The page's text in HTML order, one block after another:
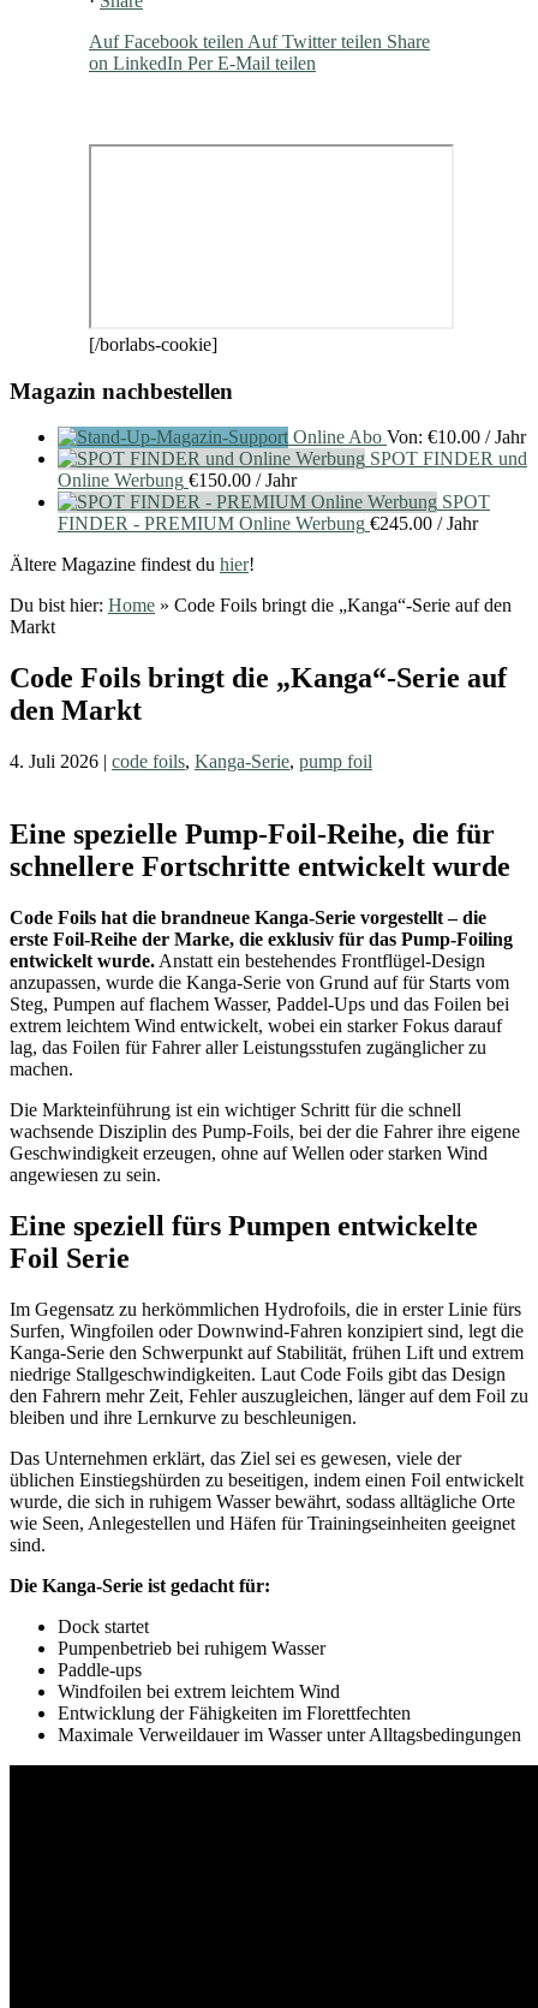
Auf Facebook teilen Auf Twitter teilen Share
on LinkedIn Per E-Mail teilen
[/borlabs-cookie]
Magazin nachbestellen
Online Abo Von: €10.00 / Jahr
SPOT FINDER und
Online Werbung €150.00 / Jahr
SPOT
FINDER - PREMIUM Online Werbung €245.00 / Jahr
Ältere Magazine findest du hier!
Du bist hier: Home » Code Foils bringt die „Kanga“-Serie auf den
Markt
Code Foils bringt die „Kanga“-Serie auf
den Markt
4. Juli 2026 | code foils, Kanga-Serie, pump foil
Eine spezielle Pump-Foil-Reihe, die für
schnellere Fortschritte entwickelt wurde
Code Foils hat die brandneue Kanga-Serie vorgestellt – die
erste Foil-Reihe der Marke, die exklusiv für das Pump-Foiling
entwickelt wurde. Anstatt ein bestehendes Frontflügel-Design
anzupassen, wurde die Kanga-Serie von Grund auf für Starts vom
Steg, Pumpen auf flachem Wasser, Paddel-Ups und das Foilen bei
extrem leichtem Wind entwickelt, wobei ein starker Fokus darauf
lag, das Foilen für Fahrer aller Leistungsstufen zugänglicher zu
machen.
Die Markteinführung ist ein wichtiger Schritt für die schnell
wachsende Disziplin des Pump-Foils, bei der die Fahrer ihre eigene
Geschwindigkeit erzeugen, ohne auf Wellen oder starken Wind
angewiesen zu sein.
Eine speziell fürs Pumpen entwickelte
Foil Serie
Im Gegensatz zu herkömmlichen Hydrofoils, die in erster Linie fürs
Surfen, Wingfoilen oder Downwind-Fahren konzipiert sind, legt die
Kanga-Serie den Schwerpunkt auf Stabilität, frühen Lift und extrem
niedrige Stallgeschwindigkeiten. Laut Code Foils gibt das Design
den Fahrern mehr Zeit, Fehler auszugleichen, länger auf dem Foil zu
bleiben und ihre Lernkurve zu beschleunigen.
Das Unternehmen erklärt, das Ziel sei es gewesen, viele der
üblichen Einstiegshürden zu beseitigen, indem einen Foil entwickelt
wurde, die sich in ruhigem Wasser bewährt, sodass alltägliche Orte
wie Seen, Anlegestellen und Häfen für Trainingseinheiten geeignet
sind.
Die Kanga-Serie ist gedacht für:
Dock startet
Pumpenbetrieb bei ruhigem Wasser
Paddle-ups
Windfoilen bei extrem leichtem Wind
Entwicklung der Fähigkeiten im Florettfechten
Maximale Verweildauer im Wasser unter Alltagsbedingungen